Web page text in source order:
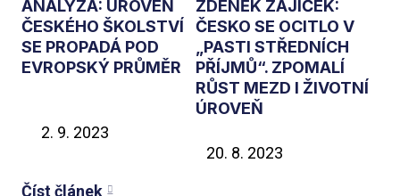
ANALÝZA: ÚROVEŇ
ČESKÉHO ŠKOLSTVÍ
SE PROPADÁ POD
EVROPSKÝ PRŮMĚR
9. 2023
Číst článek
ZDENĚK ZAJÍČEK:
ČESKO SE OCITLO V
„PASTI STŘEDNÍCH
PŘÍJMŮ“. ZPOMALÍ
RŮST MEZD I ŽIVOTNÍ
ÚROVEŇ
8. 2023